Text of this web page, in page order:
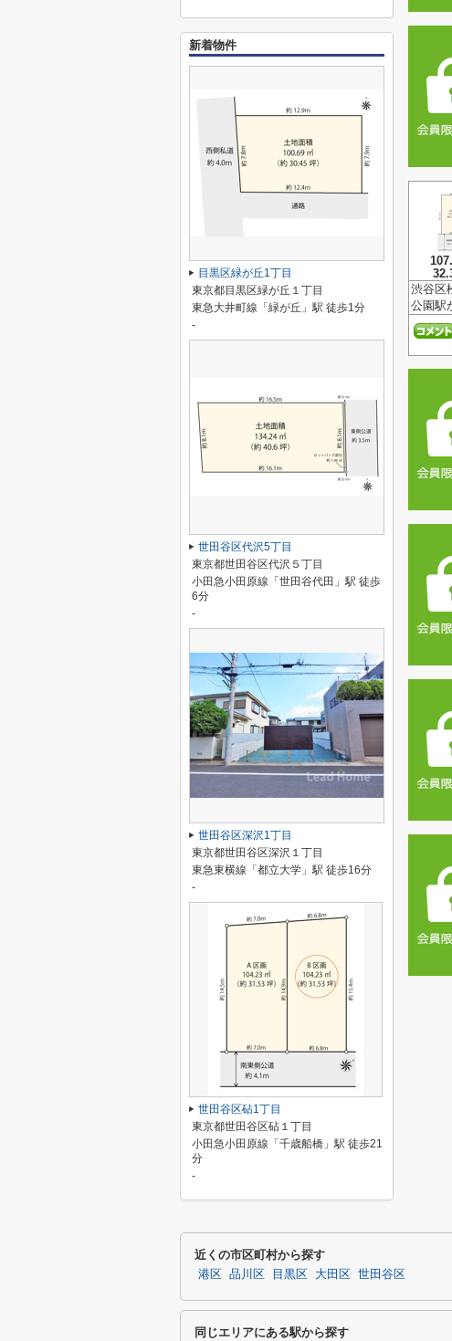
渋谷区
公園駅
新着物件
目黒区緑が丘1丁目
東京都目黒区緑が丘１丁目
東急大井町線「緑が丘」駅 徒歩1分
-
世田谷区代沢5丁目
東京都世田谷区代沢５丁目
小田急小田原線「世田谷代田」駅 徒歩
6分
-
世田谷区深沢1丁目
東京都世田谷区深沢１丁目
東急東横線「都立大学」駅 徒歩16分
-
世田谷区砧1丁目
東京都世田谷区砧１丁目
小田急小田原線「千歳船橋」駅 徒歩21
分
-
近くの市区町村から探す
港区 品川区 目黒区 大田区 世田谷区
同じエリアにある駅から探す